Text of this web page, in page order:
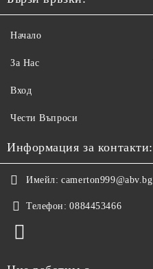
Начало
За Нас
Вход
Чести Въпроси
Информация за контакти:
Имейл: camerton999@abv.bg
Телефон: 0884453466